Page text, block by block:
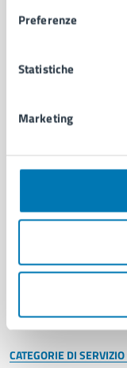
Preferenze
Statistiche
Marketing
Comune di
AMMINISTRAZIONE
Organi di governo
Enti e fondazioni
Personale
Intranet, posta
CATEGORIE DI SERVIZIO